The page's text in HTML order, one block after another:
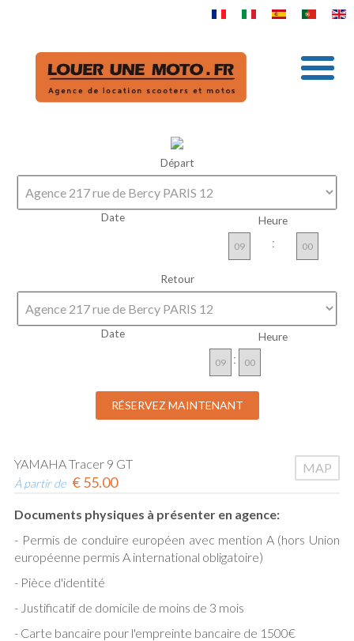
Départ
Date Heure
:
Retour
Date Heure
:
YAMAHA Tracer 9 GT MAP
À partir de €55.00
Documents physiques à présenter en agence:
- Permis de conduire européen avec mention A (hors Union
européenne permis A international obligatoire)
- Pièce d'identité
- Justificatif de domicile de moins de 3 mois
- Carte bancaire pour l'empreinte bancaire de 1500€